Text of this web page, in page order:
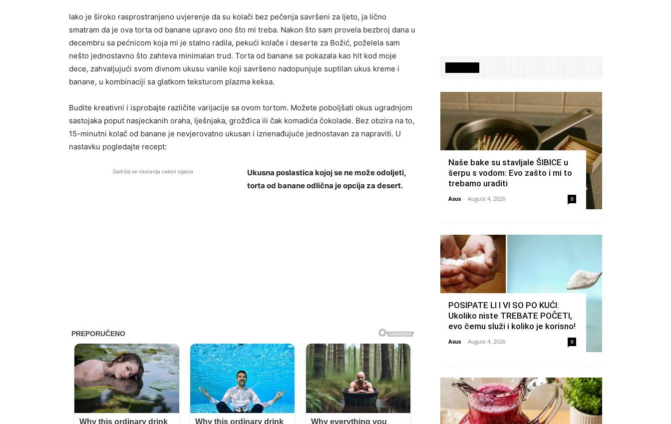
Iako je široko rasprostranjeno uvjerenje da su kolači bez pečenja savršeni za ljeto, ja lično
smatram da je ova torta od banane upravo ono što mi treba. Nakon što sam provela bezbroj dana u
decembru sa pećnicom koja mi je stalno radila, pekući kolače i deserte za Božić, poželela sam
nešto jednostavno što zahteva minimalan trud. Torta od banane se pokazala kao hit kod moje
dece, zahvaljujući svom divnom ukusu vanile koji savršeno nadopunjuje suptilan ukus kreme i
banane, u kombinaciji sa glatkom teksturom plazma keksa.
Budite kreativni i isprobajte različite varijacije sa ovom tortom. Možete poboljšati okus ugradnjom
sastojaka poput nasjeckanih oraha, lješnjaka, grožđica ili čak komadića čokolade. Bez obzira na to,
15-minutni kolač od banane je nevjerovatno ukusan i iznenađujuće jednostavan za napraviti. U
nastavku pogledajte recept:
Sadržaj se nastavlja nakon oglasa
Ukusna poslastica kojoj se ne može odoljeti,
torta od banane odlična je opcija za desert.
Naše bake su stavljale ŠIBICE u
šerpu s vodom: Evo zašto i mi to
trebamo uraditi
Asus - August 4, 2026 0
POSIPATE LI I VI SO PO KUĆI:
Ukoliko niste TREBATE POČETI,
evo čemu služi i koliko je korisno!
Asus - August 4, 2026 0